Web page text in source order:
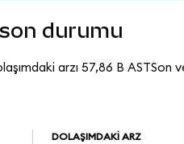
durumu
arzı 57,86 B ASTSon
DOLAŞIMDAKI ARZ